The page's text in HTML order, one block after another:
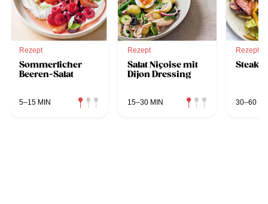
Rezept
Sommerlicher
Beeren-Salat
5–15 MIN
Rezept
Salat Niçoise mit
Dijon Dressing
15–30 MIN
Rezept
Steak-
30–60